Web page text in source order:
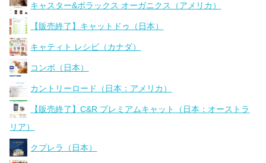
キャスター&ポラックス オーガニクス（アメリカ）
【販売終了】キャットドゥ（日本）
キャティト レシピ（カナダ）
コンボ（日本）
カントリーロード（日本：アメリカ）
【販売終了】C&R プレミアムキャット（日本：オーストラ
リア）
クプレラ（日本）